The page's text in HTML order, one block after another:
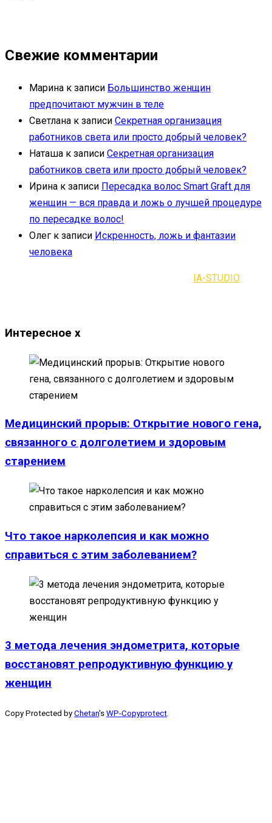
Свежие комментарии
Марина к записи Большинство женщин
предпочитают мужчин в теле
Светлана к записи Секретная организация
работников света или просто добрый человек?
Наташа к записи Секретная организация
работников света или просто добрый человек?
Ирина к записи Пересадка волос Smart Graft для
женщин — вся правда и ложь о лучшей процедуре
по пересадке волос!
Олег к записи Искренность, ложь и фантазии
человека
IA-STUDIO
Интересное x
Медицинский прорыв: Открытие нового гена,
связанного с долголетием и здоровым
старением
Что такое нарколепсия и как можно
справиться с этим заболеванием?
3 метода лечения эндометрита, которые
восстановят репродуктивную функцию у
женщин
Copy Protected by Chetan's WP-Copyprotect.